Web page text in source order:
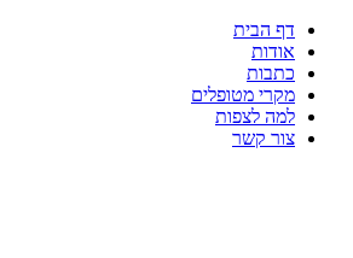
דף הבית
אודות
כתבות
מקרי מטופלים
למה לצפות
צור קשר